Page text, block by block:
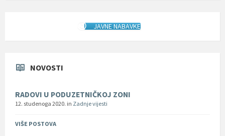
JAVNE NABAVKE
NOVOSTI
RADOVI U PODUZETNIČKOJ ZONI
12. studenoga 2020. in Zadnje vijesti
VIŠE POSTOVA